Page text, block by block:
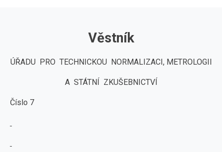
Věstník
ÚŘADU PRO TECHNICKOU NORMALIZACI, METROLOGII
A STÁTNÍ ZKUŠEBNICTVÍ
Číslo 7